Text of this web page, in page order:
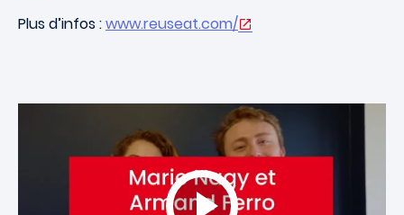
Plus d’infos :www.reuseat.com/